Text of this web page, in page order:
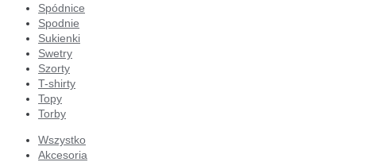
Spódnice
Spodnie
Sukienki
Swetry
Szorty
T-shirty
Topy
Torby
Wszystko
Akcesoria